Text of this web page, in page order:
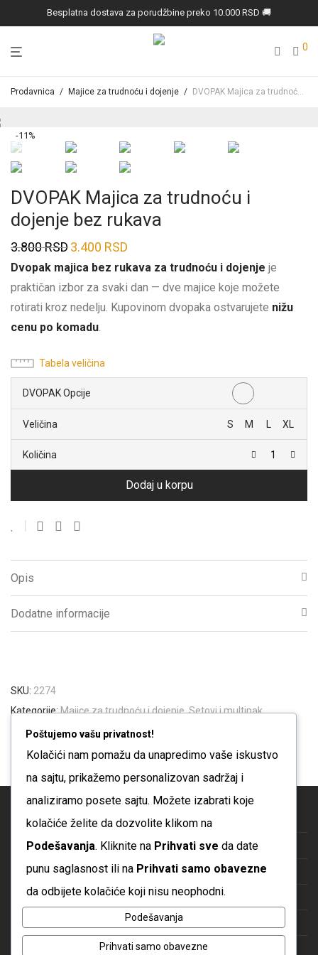
Besplatna dostava za porudžbine preko 10.000 RSD 🚚
0
Prodavnica / Majice za trudnoću i dojenje / DVOPAK Majica za trudnoću i dojenje bez rukava
-11 %
DVOPAK Majica za trudnoću i
dojenje bez rukava
3.800RSD Prvobitna
cena
je
bila:
3.800 RSD.
3.400 RSD
cena
je:
3.400 RSD.
Dvopak majica bez rukava za trudnoću i dojenje je
praktičan izbor za svaki dan — dve majice koje možete
rotirati kroz nedelju. Kupovinom dvopaka ostvarujete nižu
cenu po komadu.
Tabela veličina
DVOPAK Opcije
Veličina S M XL
Količina
Dodaj u korpu
Opis
Dodatne informacije
SKU: 2274
Kategorije:Majice za trudnoću i dojenje,Setovi i multipak
Oznake:Majica ,Majica za dojenje
Majica
Blog
O nama
Česta pitanja
Kontakt
Politika privatnosti
Poštujemo vašu privatnost!
Kolačići nam pomažu da unapredimo vaše iskustvo
na sajtu, prikažemo personalizovan sadržaj i
analiziramo posete sajtu. Možete izabrati koje
kolačiće želite da dozvolite klikom na
Podešavanja. Kliknite na Prihvati sve da date
punu saglasnost ili na Prihvati samo obavezne
da odbijete kolačiće koji nisu neophodni.
Podešavanja
Prihvati samo obavezne